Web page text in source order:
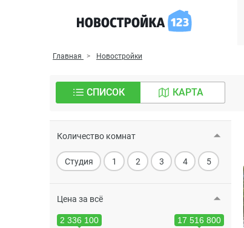
Главная Новостройки
СПИСОК КАРТА
Количество комнат
Студия 1 2 3 4 5
Цена за всё
2 336 100 17 516 800